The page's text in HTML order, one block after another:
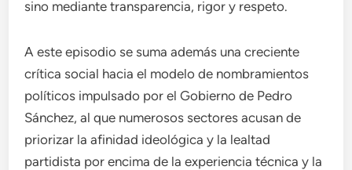
sino mediante transparencia, rigor y respeto.
A este episodio se suma además una creciente
crítica social hacia el modelo de nombramientos
políticos impulsado por el Gobierno de Pedro
Sánchez, al que numerosos sectores acusan de
priorizar la afinidad ideológica y la lealtad
partidista por encima de la experiencia técnica y la